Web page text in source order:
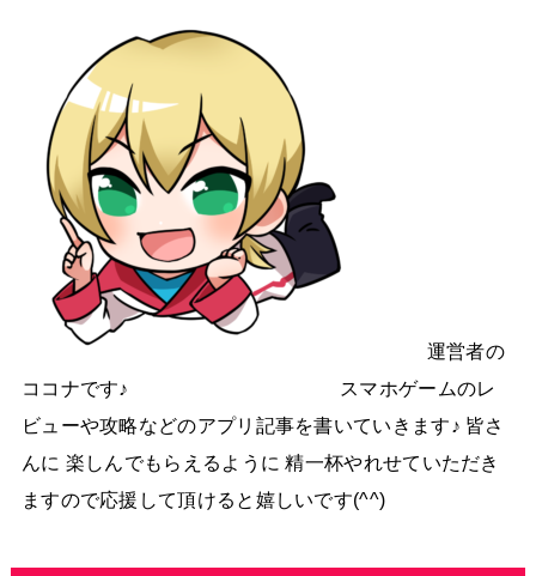
運営者の
ココナです♪ スマホゲームのレ
ビューや攻略などのアプリ記事を書いていきます♪ 皆さ
んに 楽しんでもらえるように 精一杯やれせていただき
ますので応援して頂けると嬉しいです(^^)